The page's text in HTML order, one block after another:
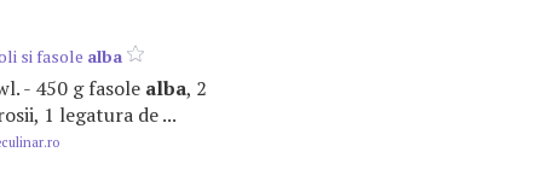
si fasole alba
- 450 g fasole alba, 2
1 legatura de ...